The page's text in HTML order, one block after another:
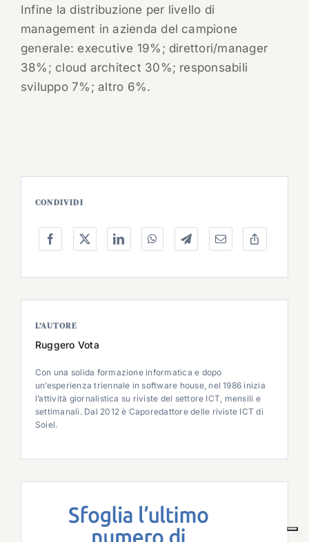
Infine la distribuzione per livello di
management in azienda del campione
generale: executive 19%; direttori/manager
38%; cloud architect 30%; responsabili
sviluppo 7%; altro 6%.
CONDIVIDI
L’AUTORE
Ruggero Vota
Con una solida formazione informatica e dopo
un’esperienza triennale in software house, nel 1986 inizia
l’attività giornalistica su riviste del settore ICT, mensili e
settimanali. Dal 2012 è Caporedattore delle riviste ICT di
Soiel.